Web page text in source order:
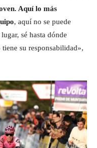
Aquí lo más
, aquí no se puede
sé hasta dónde
su responsabilidad»,